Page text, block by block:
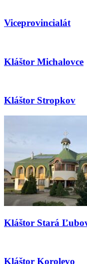
Viceprovincialát
Kláštor Michalovce
Kláštor Stropkov
Kláštor Stará
Kláštor Korolevo